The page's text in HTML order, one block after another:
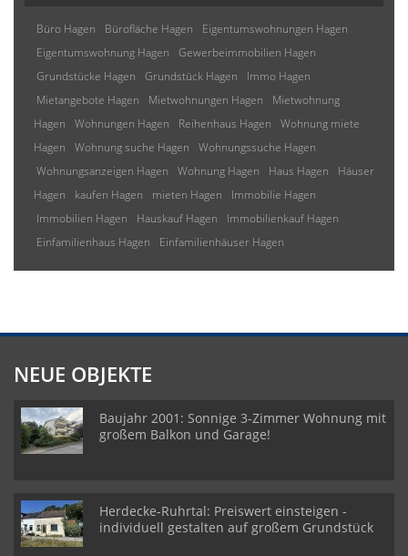
Büro Hagen Bürofläche Hagen
Eigentumswohnungen Hagen
Eigentumswohnung Hagen
Gewerbeimmobilien Hagen
Grundstücke Hagen
Grundstück Hagen
Immo Hagen
Mietangebote Hagen
Mietwohnungen Hagen
Mietwohnung
Hagen
Wohnungen Hagen Reihenhaus Hagen
Wohnung miete
Hagen
Wohnung suche Hagen
Wohnungssuche Hagen
Wohnungsanzeigen Hagen
Wohnung Hagen Haus Hagen
Häuser
Hagen
kaufen Hagen mieten Hagen
Immobilie Hagen
Immobilien Hagen
Hauskauf Hagen
Immobilienkauf Hagen
Einfamilienhaus Hagen
Einfamilienhäuser Hagen
NEUE OBJEKTE
Baujahr 2001: Sonnige 3-Zimmer Wohnung mit
großem Balkon und Garage!
Herdecke-Ruhrtal: Preiswert einsteigen -
individuell gestalten auf großem Grundstück